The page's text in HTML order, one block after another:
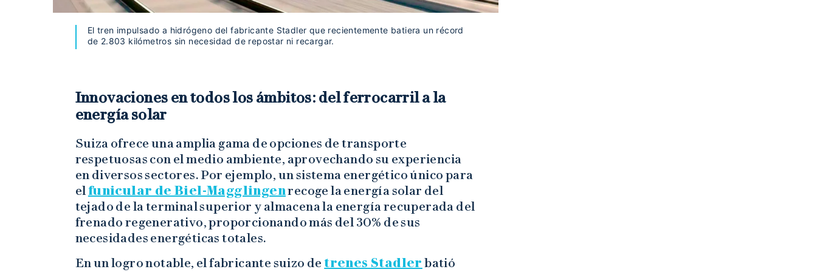
El tren impulsado a hidrógeno del fabricante Stadler que recientemente batiera un récord
de 2.803 kilómetros sin necesidad de repostar ni recargar.
Innovaciones en todos los ámbitos: del ferrocarril a la
energía solar
Suiza ofrece una amplia gama de opciones de transporte
respetuosas con el medio ambiente, aprovechando su experiencia
en diversos sectores. Por ejemplo, un sistema energético único para
elfunicular de Biel-Magglingenrecoge la energía solar del
tejado de la terminal superior y almacena la energía recuperada del
frenado regenerativo, proporcionando más del 30% de sus
necesidades energéticas totales.
En un logro notable, el fabricante suizo detrenes Stadler batió